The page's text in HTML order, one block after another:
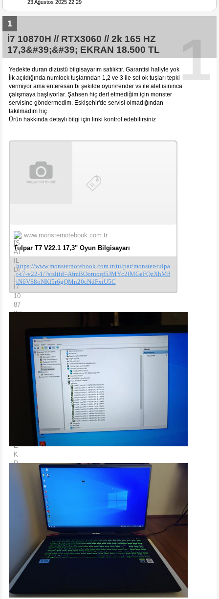
23 Ağustos 2025 22:29
1
1
İ7 10870H // RTX3060 // 2k 165 HZ
17,3&#39;&#39; EKRAN 18.500 TL
Yedekte duran dizüstü bilgisayarım satılıktır. Garantisi haliyle yok
İlk açıldığında numlock tuşlarından 1,2 ve 3 ile sol ok tuşları tepki
vermiyor ama enteresan bi şekilde oyun/render vs ile alet ısınınca
çalışmaya başlıyorlar. Şahsen hiç dert etmediğim için monster
servisine göndermedim. Eskişehir'de servisi olmadığından
takılmadım hiç
Ürün hakkında detaylı bilgi için linki kontrol edebilirsiniz
www.monsternotebook.com.tr
Tulpar T7 V22.1 17,3" Oyun Bilgisayarı
https://www.monsternotebook.com.tr/tulpar/monster-tulpa
r-t7-v22-1/?srsltid=AfmBOoruoqf5JMYc2fMGaFQzXhM8
tN6VS8oNKf5r6gQMn20cNdFxiU5C